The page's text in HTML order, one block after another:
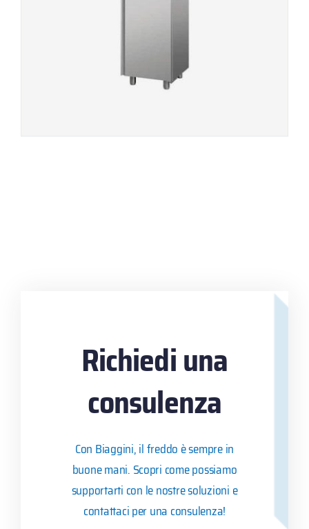
Richiedi una
consulenza
Con Biaggini, il freddo è sempre in
buone mani. Scopri come possiamo
supportarti con le nostre soluzioni e
contattaci per una consulenza!